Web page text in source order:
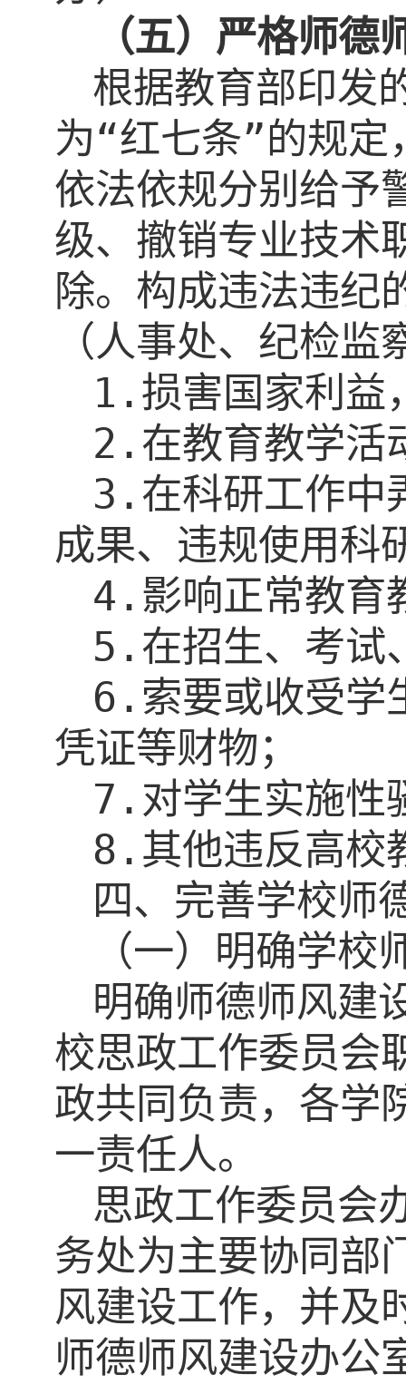
（五）严格师
根据教育部印发
为“红七条”的规定
依法依规分别给予
级、撤销专业技术
除。构成违法违纪
（人事处、纪检
1. 损害国家利益
2. 在教育教学活
3. 在科研工作中
成果、违规使用科
4. 影响正常教育
5. 在招生、考试
6. 索要或收受学
凭证等财物；
7. 对学生实施性
8. 其他违反高校
四、完善学校师
（一）明确学
明确师德师风建
校思政工作委员会
政共同负责，各学
一责任人。
思政工作委员会
务处为主要协同部
风建设工作，并及
师德师风建设办公